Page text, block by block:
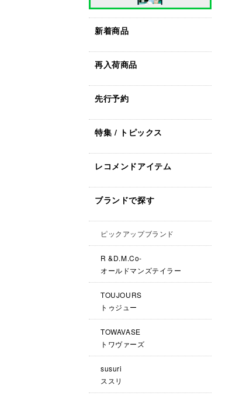
新着商品
再入荷商品
先行予約
特集 / トピックス
レコメンドアイテム
ブランドで探す
ピックアップブランド
R &D.M.Co-
オールドマンズテイラー
TOUJOURS
トゥジュー
TOWAVASE
トワヴァーズ
susuri
ススリ